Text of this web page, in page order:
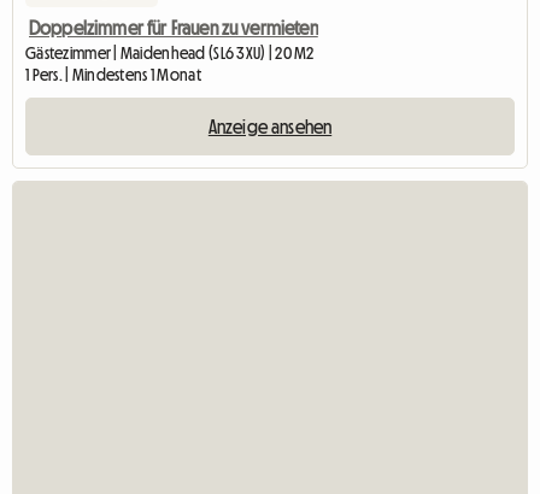
Doppelzimmer für Frauen zu vermieten
Gästezimmer | Maidenhead (SL6 3XU) | 20 M2
1 Pers. | Mindestens 1 Monat
Anzeige ansehen